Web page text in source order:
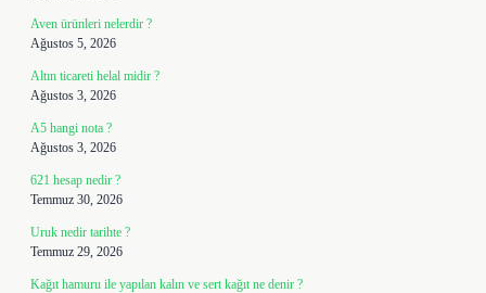
Aven ürünleri nelerdir ?
Ağustos 5, 2026
Altın ticareti helal midir ?
Ağustos 3, 2026
A5 hangi nota ?
Ağustos 3, 2026
621 hesap nedir ?
Temmuz 30, 2026
Uruk nedir tarihte ?
Temmuz 29, 2026
Kağıt hamuru ile yapılan kalın ve sert kağıt ne denir ?